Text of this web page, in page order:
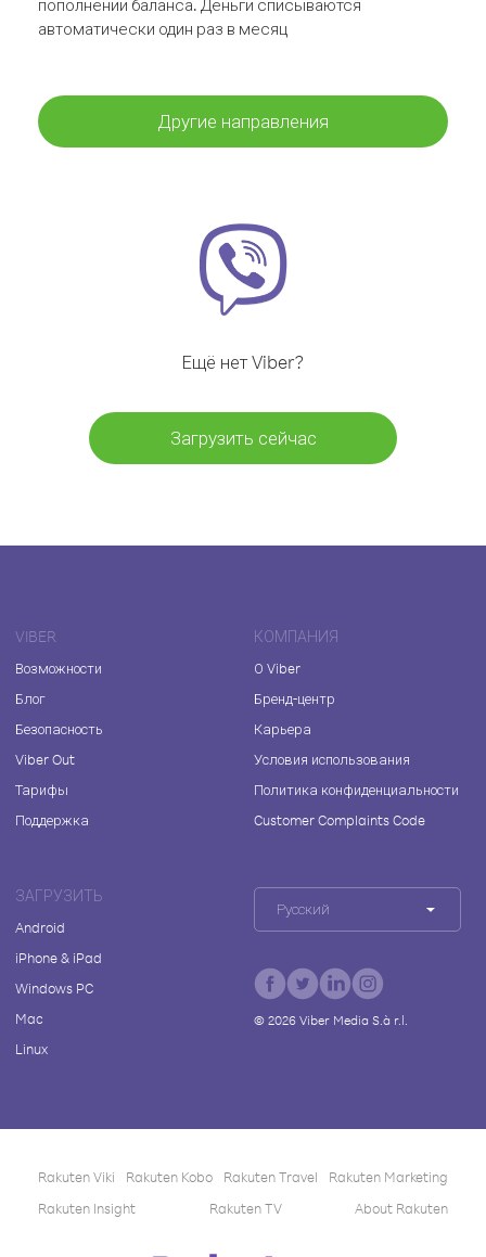
пополнении баланса. Деньги списываются
автоматически один раз в месяц
Другие направления
Ещё нет Viber?
Загрузить сейчас
VIBER
Возможности
Блог
Безопасность
Viber Out
Тарифы
Поддержка
КОМПАНИЯ
О Viber
Бренд-центр
Карьера
Условия использования
Политика конфиденциальности
Customer Complaints Code
ЗАГРУЗИТЬ
Android
iPhone & iPad
Windows PC
Mac
Linux
Русский
© 2026Viber Media S.à r.l.
Rakuten Viki Rakuten Kobo Rakuten Travel
Rakuten Marketing
Rakuten Insight
Rakuten TV About Rakuten